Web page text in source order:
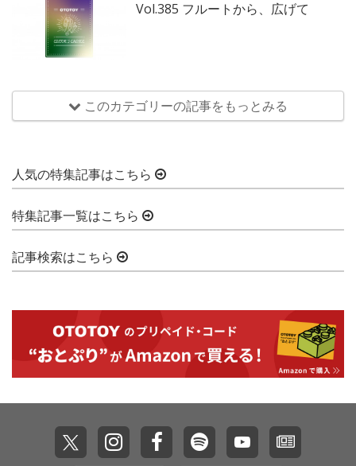
Vol.385 フルートから、広げて
このカテゴリーの記事をもっとみる
人気の特集記事はこちら
特集記事一覧はこちら
記事検索はこちら